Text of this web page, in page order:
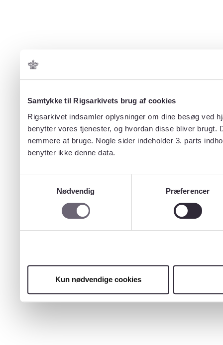
Samtykke til Rigsarkivets brug af cookies
Rigsarkivet indsamler oplysninger om dine besøg ved
benytter vores tjenester, og hvordan disse bliver
nemmere at bruge. Nogle sider indeholder 3. parts
benytter ikke denne data.
Nødvendig
Præferencer
Kun nødvendige cookies